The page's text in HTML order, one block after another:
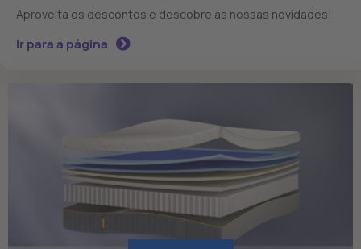
Aproveita os descontos e descobre as nossas novidades!
Ir para a página